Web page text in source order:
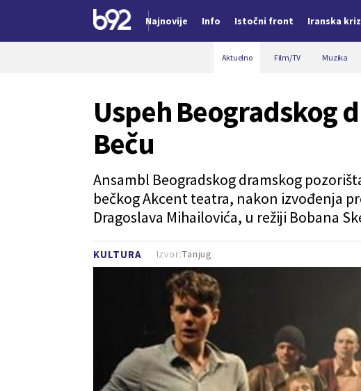
Najnovije Info Istočni front Iranska
Aktuelno Film/TV Muzika
KULTURA
Uspeh Beogradskog
Beču
Ansambl Beogradskog dramskog
bečkog Akcent teatra, nakon izvođenja
Dragoslava Mihailovića, u režiji Bobana
Izvor:Tanjug